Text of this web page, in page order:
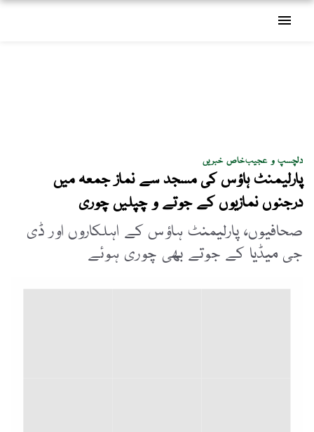
menu
دلچسپ و عجیبخاص خبریں
پارلیمنٹ ہاؤس کی مسجد سے نماز جمعہ میں
درجنوں نمازیوں کے جوتے و چپلیں چوری
صحافیوں، پارلیمنٹ ہاؤس کے اہلکاروں اور ڈی
جی میڈیا کے جوتے بھی چوری ہوئے